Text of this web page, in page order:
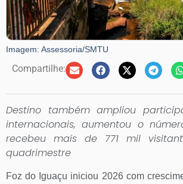
Imagem: Assessoria/SMTU
Compartilhe:
Destino também ampliou
internacionais, aumentou o
recebeu mais de 771 mil
quadrimestre
Foz do Iguaçu iniciou 2026 com